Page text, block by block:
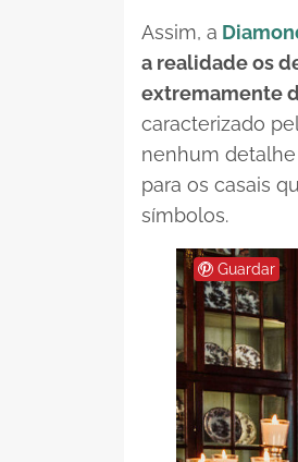
Assim, a D
a realidade os
extremamente
caracterizado
nenhum
para os casais
símbolos.
Guardar